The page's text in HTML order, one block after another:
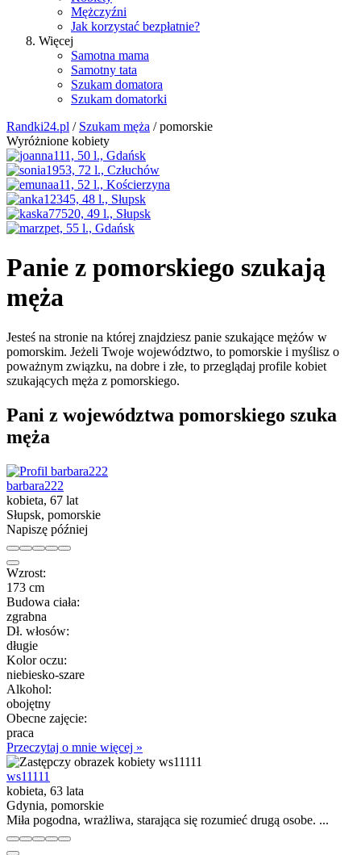
Mężczyźni
Jak korzystać bezpłatnie?
Więcej
Samotna mama
Samotny tata
Szukam domatora
Szukam domatorki
Randki24.pl / Szukam męża / pomorskie
Wyróżnione kobiety
Panie z pomorskiego szukają
męża
Jesteś na stronie na której znajdziesz panie szukające mężów w
pomorskim. Jeżeli Twoje województwo, to pomorskie i myślisz o
poważnym związku, na dobre i złe, to przeglądaj profile kobiet
szukających męża z pomorskiego.
Pani z województwa pomorskiego szuka
męża
barbara222
kobieta, 67 lat
Słupsk, pomorskie
Napiszę później
Wzrost:
173 cm
Budowa ciała:
zgrabna
Dł. włosów:
długie
Kolor oczu:
niebiesko-szare
Alkohol:
obojętny
Obecne zajęcie:
praca
Przeczytaj o mnie więcej »
ws11111
kobieta, 63 lata
Gdynia, pomorskie
Miła pogodna, wrażliwa, starająca się rozumieć drugą osobe. ...